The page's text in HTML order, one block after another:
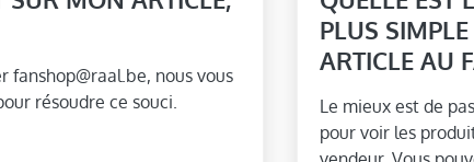
fanshop@raal.be, nous vous
résoudre ce souci.
PLUS
ARTICLE AU
Le mieux est de
pour voir les